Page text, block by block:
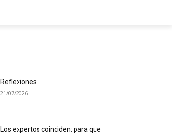
Reflexiones
21/07/2026
Los expertos coinciden: para que